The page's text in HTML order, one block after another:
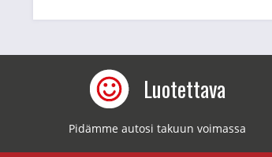
Luotettava
Pidämme autosi takuun voimassa